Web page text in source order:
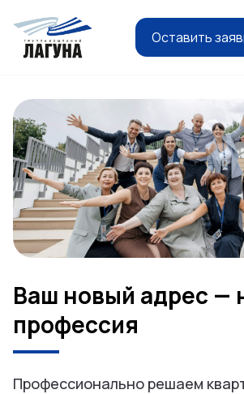
Оставить
Ваш новый адрес —
профессия
Профессионально решаем